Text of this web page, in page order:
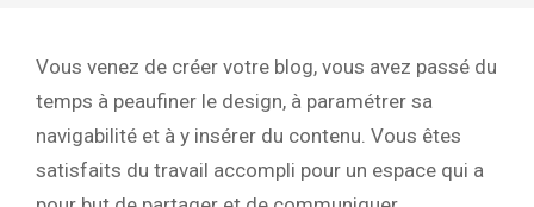
Vous venez de créer votre blog, vous avez passé du
temps à peaufiner le design, à paramétrer sa
navigabilité et à y insérer du contenu. Vous êtes
satisfaits du travail accompli pour un espace qui a